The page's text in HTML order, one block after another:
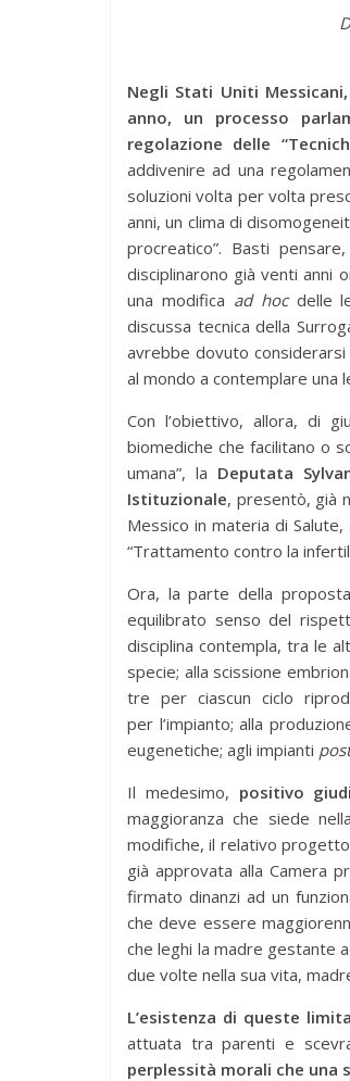
Negli Stati Uniti
anno, un processo
regolazione delle
addivenire ad una
soluzioni volta per volta
anni, un clima di
procreatico”. Basti
disciplinarono già venti anni
una modifica ad hoc delle
discussa tecnica della
avrebbe dovuto
al mondo a contemplare una
Con l’obiettivo, allora, di
biomediche che facilitano o
umana”, la Deputata
Istituzionale, presentò, già
Messico in materia di
“Trattamento contro la
Ora, la parte della
equilibrato senso del
disciplina contempla, tra le
specie; alla scissione
tre per ciascun ciclo
per l’impianto; alla
eugenetiche; agli impianti
Il medesimo, positivo
maggioranza che siede
modifiche, il relativo
già approvata alla Camera
firmato dinanzi ad un
che deve essere
che leghi la madre gestante
due volte nella sua vita,
L’esistenza di queste
attuata tra parenti e
perplessità morali che una